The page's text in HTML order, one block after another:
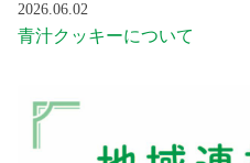
2026.06.02
青汁クッキーについて